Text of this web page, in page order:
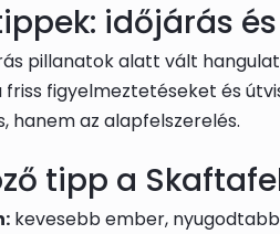
időjárás
pillanatok alatt vált
figyelmeztetéseket és
hanem az alapfelszerelés.
tipp a
kevesebb ember,